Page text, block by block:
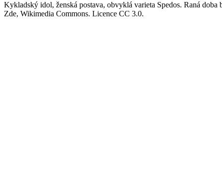
Kykladský idol, ženská postava, obvyklá varieta Spedos. Raná
Zde, Wikimedia Commons. Licence CC 3.0.